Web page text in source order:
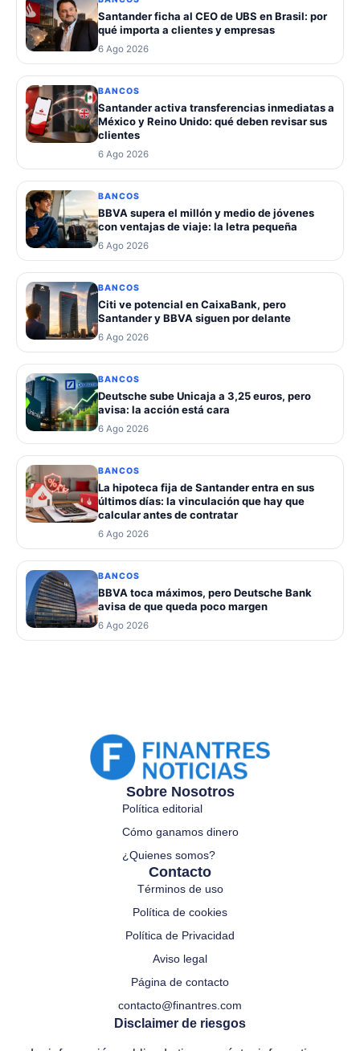
Santander ficha al CEO de UBS en Brasil: por
qué importa a clientes y empresas
6 Ago 2026
BANCOS
Santander activa transferencias inmediatas a
México y Reino Unido: qué deben revisar sus
clientes
6 Ago 2026
BANCOS
BBVA supera el millón y medio de jóvenes
con ventajas de viaje: la letra pequeña
6 Ago 2026
BANCOS
Citi ve potencial en CaixaBank, pero
Santander y BBVA siguen por delante
6 Ago 2026
BANCOS
Deutsche sube Unicaja a 3,25 euros, pero
avisa: la acción está cara
6 Ago 2026
BANCOS
La hipoteca fija de Santander entra en sus
últimos días: la vinculación que hay que
calcular antes de contratar
6 Ago 2026
BANCOS
BBVA toca máximos, pero Deutsche Bank
avisa de que queda poco margen
6 Ago 2026
Sobre Nosotros
Política editorial
Cómo ganamos dinero
¿Quienes somos?
Contacto
Términos de uso
Política de cookies
Política de Privacidad
Aviso legal
Página de contacto
contacto@finantres.com
Disclaimer de riesgos